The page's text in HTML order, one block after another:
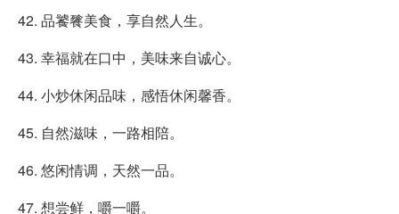
42. 品饕餮美食，享自然人生。
43. 幸福就在口中，美味来自诚心。
44. 小炒休闲品味，感悟休闲馨香。
45. 自然滋味，一路相陪。
46. 悠闲情调，天然一品。
47. 想尝鲜，嚼一嚼。